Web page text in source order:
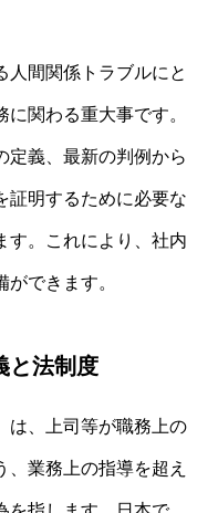
人間関係トラブルにと
関わる重大事です。
定義、最新の判例から
証明するために必要な
す。これにより、社内
できます。
と法制度
は、上司等が職務上の
業務上の指導を超え